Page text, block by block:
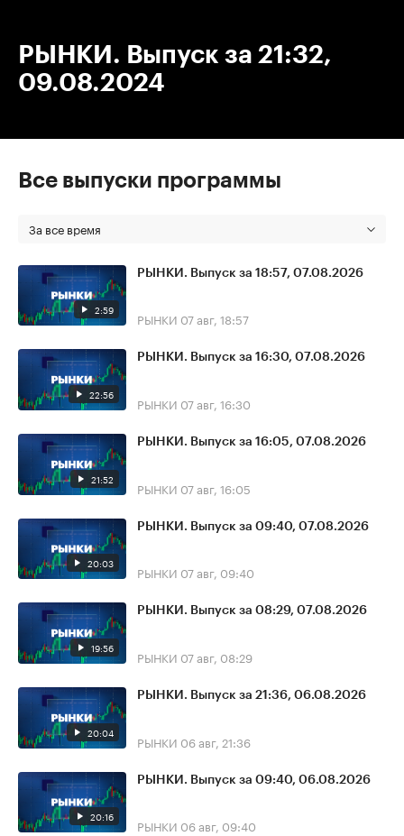
РЫНКИ. Выпуск за 21:32,
09.08.2024
Все выпуски программы
За все время
2:59
РЫНКИ. Выпуск за 18:57, 07.08.2026
РЫНКИ 07 авг, 18:57
22:56
РЫНКИ. Выпуск за 16:30, 07.08.2026
РЫНКИ 07 авг, 16:30
21:52
РЫНКИ. Выпуск за 16:05, 07.08.2026
РЫНКИ 07 авг, 16:05
20:03
РЫНКИ. Выпуск за 09:40, 07.08.2026
РЫНКИ 07 авг, 09:40
19:56
РЫНКИ. Выпуск за 08:29, 07.08.2026
РЫНКИ 07 авг, 08:29
20:04
РЫНКИ. Выпуск за 21:36, 06.08.2026
РЫНКИ 06 авг, 21:36
20:16
РЫНКИ. Выпуск за 09:40, 06.08.2026
РЫНКИ 06 авг, 09:40